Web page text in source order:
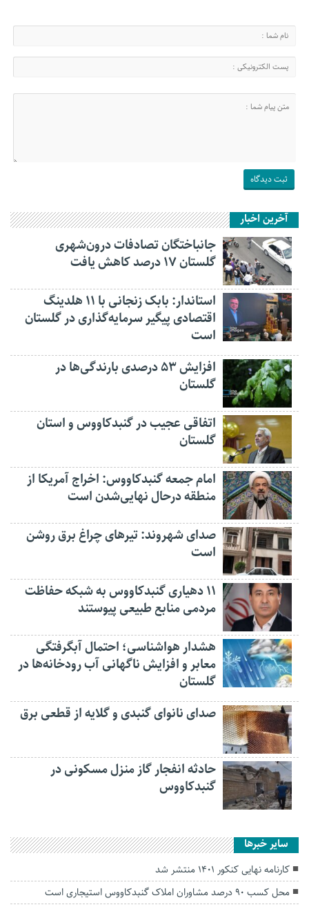
آخرین اخبار
جانباختگان تصادفات درون‌شهری
گلستان ۱۷ درصد کاهش یافت
استاندار: بابک زنجانی با ۱۱ هلدینگ
اقتصادی پیگیر سرمایه‌گذاری در گلستان
است
افزایش ۵۳ درصدی بارندگی‌ها در
گلستان
اتفاقی عجیب در‌ گنبدکاووس و استان
گلستان
امام جمعه گنبدکاووس: اخراج آمریکا از
منطقه درحال نهایی‌شدن است
صدای شهروند: تیرهای چراغ برق روشن
است
۱۱ دهیاری گنبدکاووس به شبکه حفاظت
مردمی منابع طبیعی پیوستند
هشدار هواشناسی؛ احتمال آبگرفتگی
معابر و افزایش ناگهانی آب رودخانه‌ها در
گلستان
صدای نانوای گنبدی و گلایه از قطعی برق
حادثه انفجار گاز منزل مسکونی در
گنبدکاووس
سایر خبرها
کارنامه نهایی کنکور ۱۴۰۱ منتشر شد
محل کسب ۹۰ درصد مشاوران املاک گنبدکاووس استیجاری است